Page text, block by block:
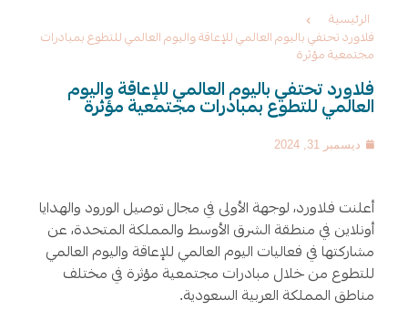
الرئيسية
فلاورد تحتفي باليوم العالمي للإعاقة واليوم العالمي للتطوع بمبادرات
مجتمعية مؤثرة
فلاورد تحتفي باليوم العالمي للإعاقة واليوم
العالمي للتطوع بمبادرات مجتمعية مؤثرة
ديسمبر 31, 2024
أعلنت فلاورد، لوجهة الأولى في مجال توصيل الورود والهدايا
أونلاين في منطقة الشرق الأوسط والمملكة المتحدة، عن
مشاركتها في فعاليات اليوم العالمي للإعاقة واليوم العالمي
للتطوع من خلال مبادرات مجتمعية مؤثرة في مختلف
مناطق المملكة العربية السعودية.